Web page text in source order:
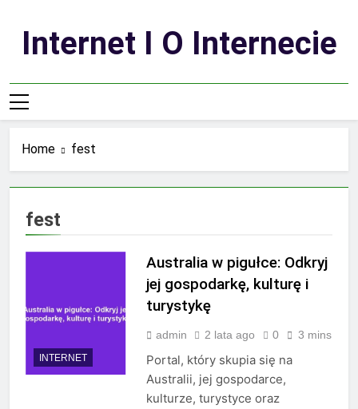
contentInternet I O Internecie
Home fest
fest
INTERNET
Australia w pigułce: Odkryj
jej gospodarkę, kulturę i
turystykę
admin 2 lata ago 0 3 mins
Portal, który skupia się na
Australii, jej gospodarce,
kulturze, turystyce oraz